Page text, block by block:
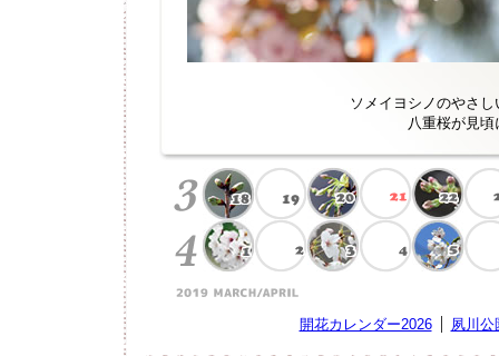
ソメイヨシノのやさ
八重桜が見
開花カレンダー2026 夙川公